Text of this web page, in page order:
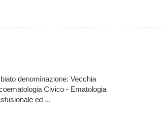
denominazione: Vecchia
Civico - Ematologia
ed ...